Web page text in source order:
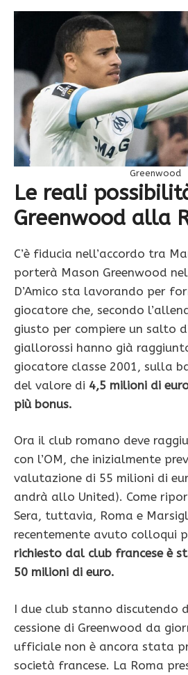
Greenwood
Le reali
Greenwood alla
C’è fiducia nell’accordo tra
porterà Mason Greenwood
D’Amico sta lavorando per
giocatore che, secondo
giusto per compiere un salto
giallorossi hanno già
giocatore classe 2001, sulla
del valore di 4,5 milioni di
più bonus.
Ora il club romano deve
con l’OM, ​​che inizialmente
valutazione di 55 milioni di
andrà allo United). Come
Sera, tuttavia, Roma e
recentemente avuto colloqui
richiesto dal club francese è
50 milioni di euro.
I due club stanno discutendo
cessione di Greenwood da
ufficiale non è ancora stata
società francese. La Roma